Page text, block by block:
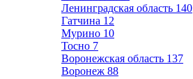
Ленинградская область 140
Гатчина 12
Мурино 10
Тосно 7
Воронежская область 137
Воронеж 88